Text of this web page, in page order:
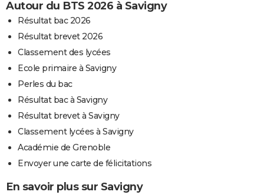
Autour du BTS 2026 à Savigny
Résultat bac 2026
Résultat brevet 2026
Classement des lycées
Ecole primaire à Savigny
Perles du bac
Résultat bac à Savigny
Résultat brevet à Savigny
Classement lycées à Savigny
Académie de Grenoble
Envoyer une carte de félicitations
En savoir plus sur Savigny